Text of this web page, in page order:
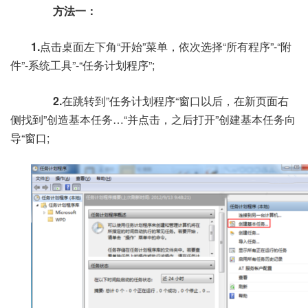
方法一：
1.点击桌面左下角“开始”菜单，依次选择“所有程序”-“附
件”-系统工具”-“任务计划程序”;
2.在跳转到”任务计划程序“窗口以后，在新页面右
侧找到”创造基本任务…“并点击，之后打开”创建基本任务向
导“窗口;